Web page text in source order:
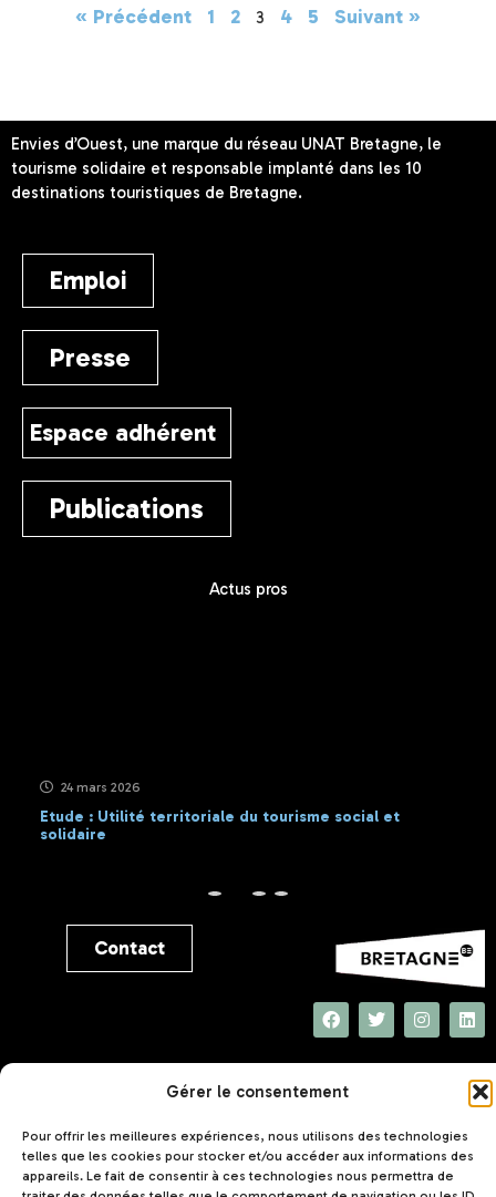
Gérer le consentement
Pour offrir les meilleures expériences, nous utilisons des technologies
telles que les cookies pour stocker et/ou accéder aux informations des
appareils. Le fait de consentir à ces technologies nous permettra de
« Précédent 1 2 3 4 5 Suivant »
Envies d’Ouest, une marque du réseau UNAT Bretagne, le
tourisme solidaire et responsable implanté dans les 10
destinations touristiques de Bretagne.
Emploi
Presse
Espace adhérent
Publications
Actus pros
24 mars 2026
Etude : Utilité territoriale du tourisme social et
solidaire
Contact
5 rue Joseph Le Brix